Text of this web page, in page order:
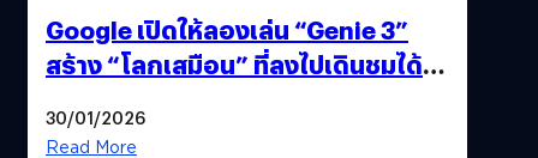
Google เปิดให้ลองเล่น “Genie 3”
สร้าง “โลกเสมือน” ที่ลงไปเดินชมได้
30/01/2026
Read More